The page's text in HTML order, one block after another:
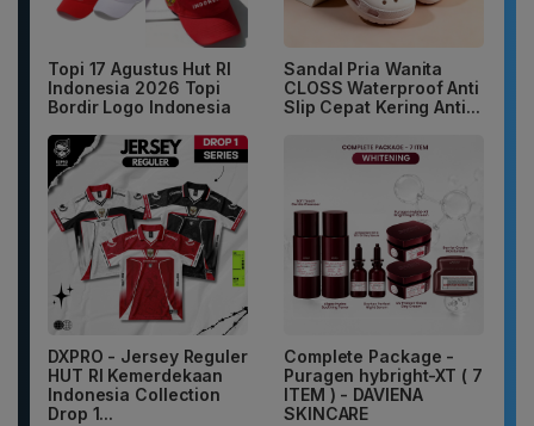
Topi 17 Agustus Hut RI
Indonesia 2026 Topi
Bordir Logo Indonesia
Sandal Pria Wanita
CLOSS Waterproof Anti
Slip Cepat Kering Anti...
DXPRO - Jersey Reguler
HUT RI Kemerdekaan
Indonesia Collection
Drop 1...
Complete Package -
Puragen hybright-XT ( 7
ITEM ) - DAVIENA
SKINCARE